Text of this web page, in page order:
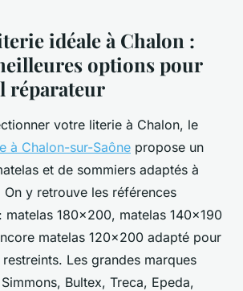
idéale à Chalon :
options pour
réparateur
votre literie à Chalon, le
à Chalon-sur-Saône propose un
et de sommiers adaptés à
y retrouve les références
matelas 180x200, matelas 140x190
matelas 120x200 adapté pour
Les grandes marques
Bultex, Treca, Epeda,